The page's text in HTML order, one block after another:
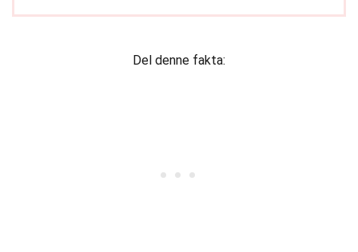
Del denne fakta: